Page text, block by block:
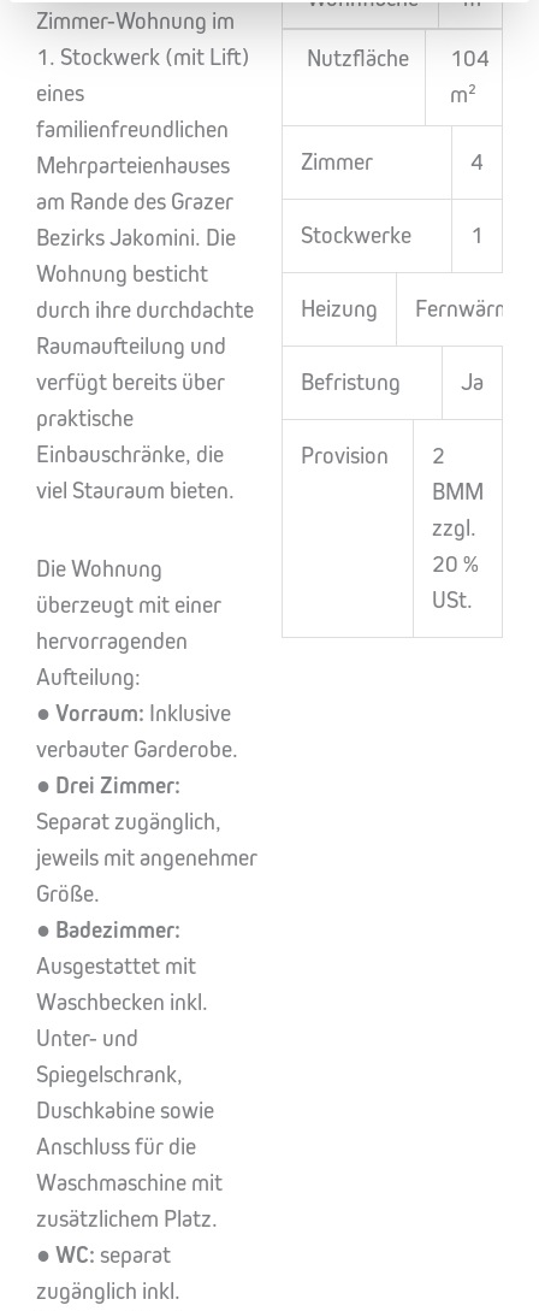
Zimmer-Wohnung im
1. Stockwerk (mit Lift)
eines
familienfreundlichen
Mehrparteienhauses
am Rande des Grazer
Bezirks Jakomini. Die
Wohnung besticht
durch ihre durchdachte
Raumaufteilung und
verfügt bereits über
praktische
Einbauschränke, die
viel Stauraum bieten.
Die Wohnung
überzeugt mit einer
hervorragenden
Aufteilung:
● Vorraum: Inklusive
verbauter Garderobe.
● Drei Zimmer:
Separat zugänglich,
jeweils mit angenehmer
Größe.
● Badezimmer:
Ausgestattet mit
Waschbecken inkl.
Unter- und
Spiegelschrank,
Duschkabine sowie
Anschluss für die
Waschmaschine mit
zusätzlichem Platz.
● WC: separat
zugänglich inkl.
Nutzfläche
104
m²
Zimmer 4
Stockwerke 1
Heizung Fernwärme
Befristung Ja
Provision
2
BMM
zzgl.
20 %
USt.